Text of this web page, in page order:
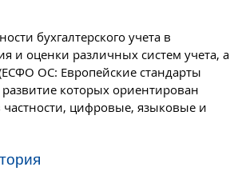
бухгалтерского учета в
и оценки различных систем учета, а
ОС: Европейские стандарты
которых ориентирован
цифровые, языковые и